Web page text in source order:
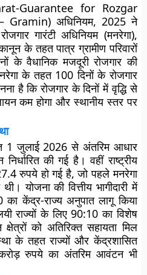
Guarantee for Rozgar
अधिनियम, 2025ने
रोजगार गारंटी अधिनियम (मनरेगा),
के तहत पात्र ग्रामीण परिवारों
के वैधानिक मजदूरी रोजगार की
के तहत 100 दिनों के रोजगार
है कि रोजगार के दिनों में वृद्धि से
कम होगा और स्थानीय स्तर पर
1 जुलाई 2026 से अंतरिम आधार
निर्धारित की गई है। वहीं राष्ट्रीय
रुपयेहो गई है, जो पहले मनरेगा
थी। योजना की वित्तीय भागीदारी में
का केंद्र-राज्य अनुपातलागू किया
राज्यों के लिए 90:10 का विशेष
को अतिरिक्त सहायता मिल
के तहत राज्यों और केंद्रशासित
रुपयेका अंतरिम आवंटन भी